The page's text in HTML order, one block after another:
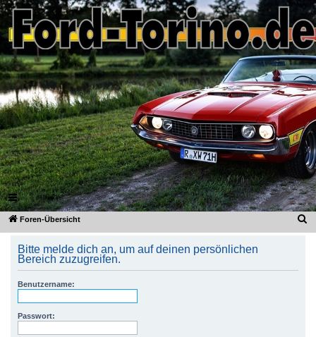
Ford-Torino.de
FAQ Anmelden
Registrieren
Foren-Übersicht
u
Bitte melde dich an, um auf deinen persönlichen
Bereich zuzugreifen.
Benutzername:
Passwort: